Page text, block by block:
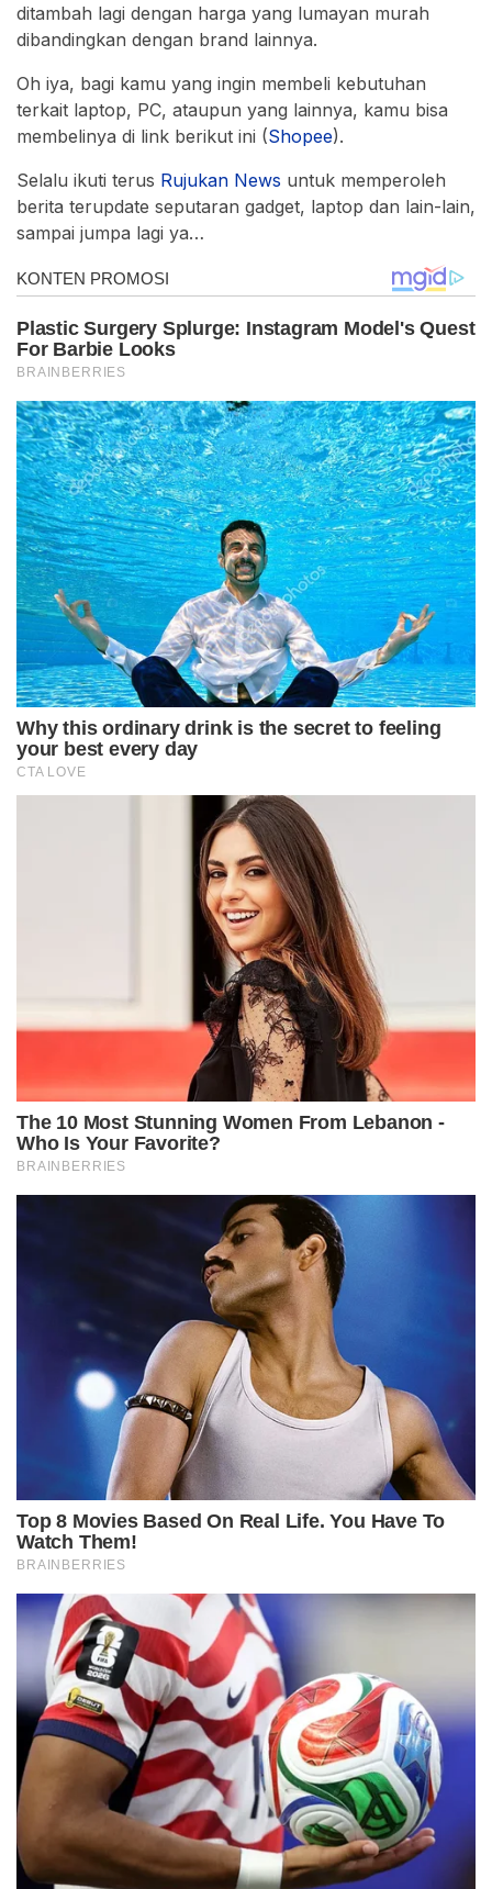
ditambah lagi dengan harga yang lumayan murah
dibandingkan dengan brand lainnya.
Oh iya, bagi kamu yang ingin membeli kebutuhan
terkait laptop, PC, ataupun yang lainnya, kamu bisa
membelinya di link berikut ini (Shopee).
Selalu ikuti terus Rujukan News untuk memperoleh
berita terupdate seputaran gadget, laptop dan lain-lain,
sampai jumpa lagi ya…